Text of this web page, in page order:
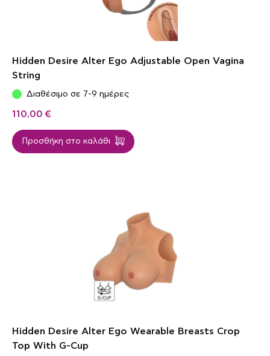
Hidden Desire Alter Ego Adjustable Open Vagina
String
Διαθέσιμο σε 7-9 ημέρες
110,00 €
Προσθήκη στο καλάθι
Hidden Desire Alter Ego Wearable Breasts Crop
Top With G-Cup